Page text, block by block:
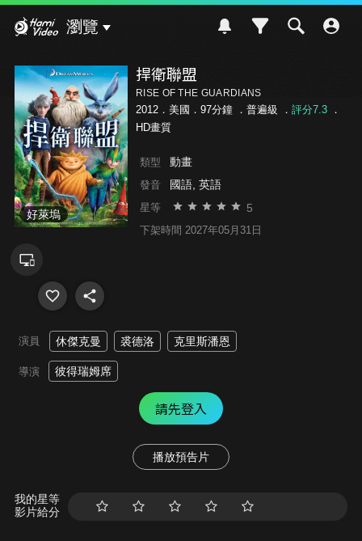
瀏覽
好萊塢
捍衛聯盟
RISE OF THE GUARDIANS
2012．美國．97分鐘 ． 普遍級 ． 評分7.3．
HD畫質
類型 動畫
發音 國語, 英語
星等 5
下架時間 2027年05月31日
演員 休傑克曼 裘德洛 克里斯潘恩
導演 彼得瑞姆席
請先登入
播放預告片
我的星等
影片給分